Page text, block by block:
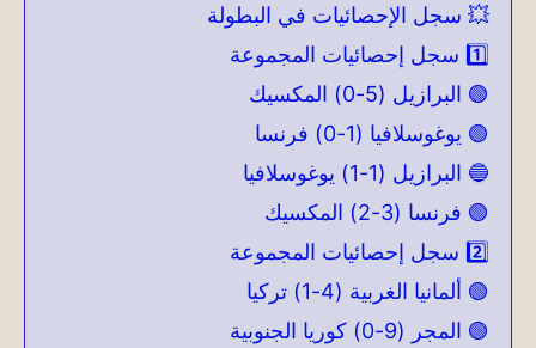
💥 سجل الإحصائيات في البطولة
1️⃣ سجل إحصائيات المجموعة
🟢 البرازيل (5-0) المكسيك
🟢 يوغوسلافيا (1-0) فرنسا
🔵 البرازيل (1-1) يوغوسلافيا
🟢 فرنسا (3-2) المكسيك
2️⃣ سجل إحصائيات المجموعة
🟢 ألمانيا الغربية (4-1) تركيا
🟢 المجر (9-0) كوريا الجنوبية